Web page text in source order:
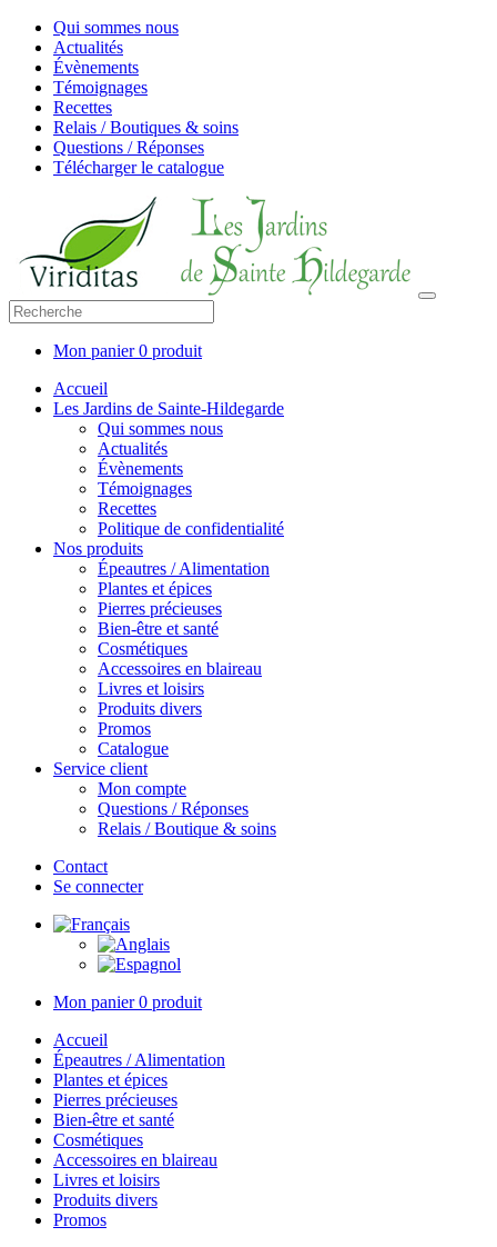
Qui sommes nous
Actualités
Évènements
Témoignages
Recettes
Relais / Boutiques & soins
Questions / Réponses
Télécharger le catalogue
Mon panier0 produit
Accueil
Les Jardins de Sainte-Hildegarde
Qui sommes nous
Actualités
Évènements
Témoignages
Recettes
Politique de confidentialité
Nos produits
Épeautres / Alimentation
Plantes et épices
Pierres précieuses
Bien-être et santé
Cosmétiques
Accessoires en blaireau
Livres et loisirs
Produits divers
Promos
Catalogue
Service client
Mon compte
Questions / Réponses
Relais / Boutique & soins
Contact
Se connecter
Mon panier0 produit
Accueil
Épeautres / Alimentation
Plantes et épices
Pierres précieuses
Bien-être et santé
Cosmétiques
Accessoires en blaireau
Livres et loisirs
Produits divers
Promos